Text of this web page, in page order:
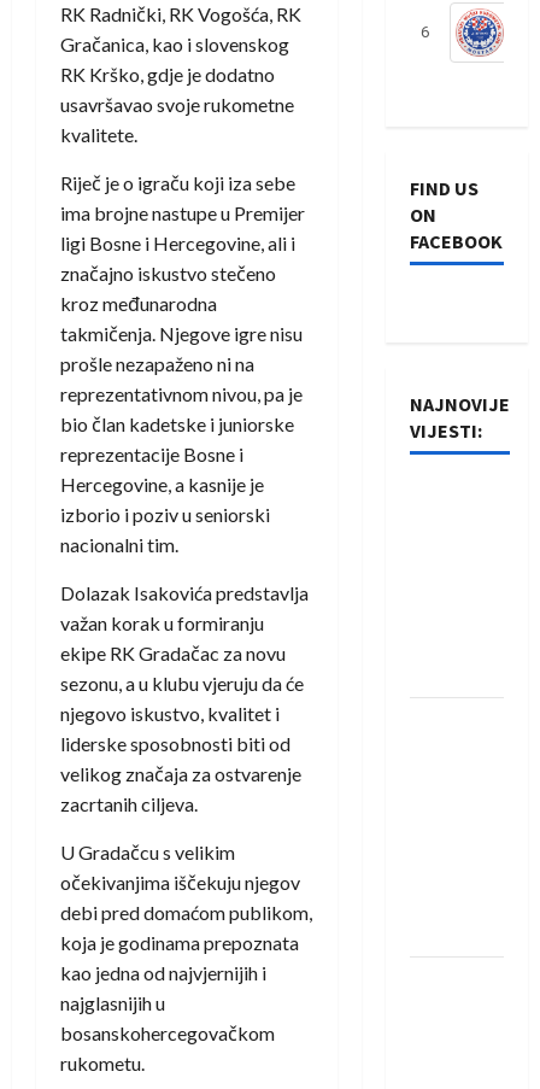
RK Radnički, RK Vogošća, RK
Gračanica, kao i slovenskog
RK Krško, gdje je dodatno
usavršavao svoje rukometne
kvalitete.
Riječ je o igraču koji iza sebe
ima brojne nastupe u Premijer
ligi Bosne i Hercegovine, ali i
značajno iskustvo stečeno
kroz međunarodna
takmičenja. Njegove igre nisu
prošle nezapaženo ni na
reprezentativnom nivou, pa je
bio član kadetske i juniorske
reprezentacije Bosne i
Hercegovine, a kasnije je
izborio i poziv u seniorski
nacionalni tim.
Dolazak Isakovića predstavlja
važan korak u formiranju
ekipe RK Gradačac za novu
sezonu, a u klubu vjeruju da će
njegovo iskustvo, kvalitet i
liderske sposobnosti biti od
velikog značaja za ostvarenje
zacrtanih ciljeva.
U Gradačcu s velikim
očekivanjima iščekuju njegov
debi pred domaćom publikom,
koja je godinama prepoznata
kao jedna od najvjernijih i
najglasnijih u
bosanskohercegovačkom
rukometu.
6
FIND US
ON
FACEBOOK
NAJNOVIJE
VIJESTI: